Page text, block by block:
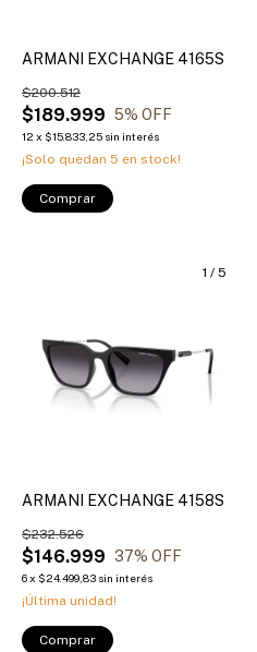
ARMANI EXCHANGE 4165S
$189.999
$200.512
5% OFF
12 x $15.833,25 sin interés
¡Solo quedan 5 en stock!
Comprar
1 / 5
ARMANI EXCHANGE 4158S
$146.999
$232.526
37% OFF
6x $24.499,83 sin interés
¡Última unidad!
Comprar